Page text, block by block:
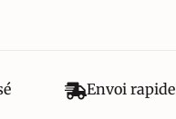
Envoi rapide